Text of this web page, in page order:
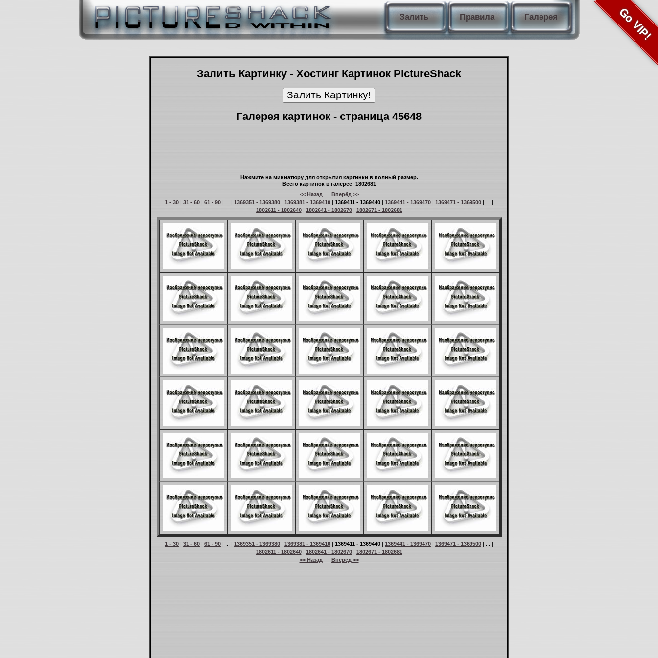
Залить Правила Галерея Go VIP!
Залить Картинку - Хостинг Картинок PictureShack
Галерея картинок - страница 45648
Нажмите на миниатюру для открытия картинки в полный размер.
Всего картинок в галерее: 1802681
<< Назад
Вперёд >>
1 - 30 | 31 - 60 | 61 - 90 | ... | 1369351 - 1369380 | 1369381 - 1369410 | 1369411 - 1369440 | 1369441 - 1369470 | 1369471 - 1369500 | ... |
1802611 - 1802640| 1802641 - 1802670| 1802671 - 1802681
1 - 30 | 31 - 60 | 61 - 90 | ... | 1369351 - 1369380 | 1369381 - 1369410 | 1369411 - 1369440 | 1369441 - 1369470 | 1369471 - 1369500 | ... |
1802611 - 1802640| 1802641 - 1802670| 1802671 - 1802681
<< Назад
Вперёд >>